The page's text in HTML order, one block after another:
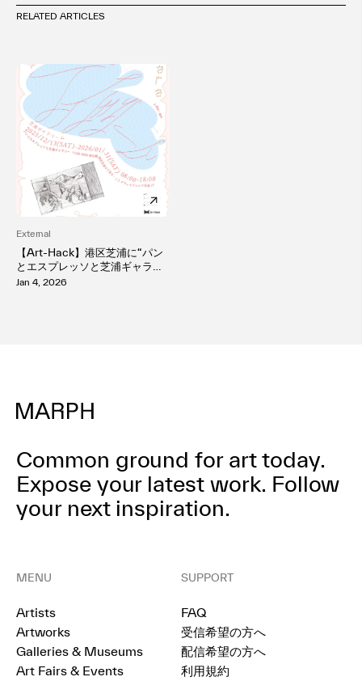
RELATED ARTICLES
External
【Art-Hack】港区芝浦に“パン
とエスプレッソと芝浦ギャラリ
ー” 12月13日グランドオープ
Jan 4, 2026
Common ground for art today.
Expose your latest work. Follow
your next inspiration.
MENU
Artists
Artworks
Galleries & Museums
Art Fairs & Events
SUPPORT
FAQ
受信希望の方へ
配信希望の方へ
利用規約